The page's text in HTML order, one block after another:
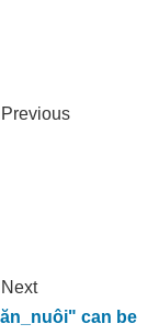
Previous
Next
can be